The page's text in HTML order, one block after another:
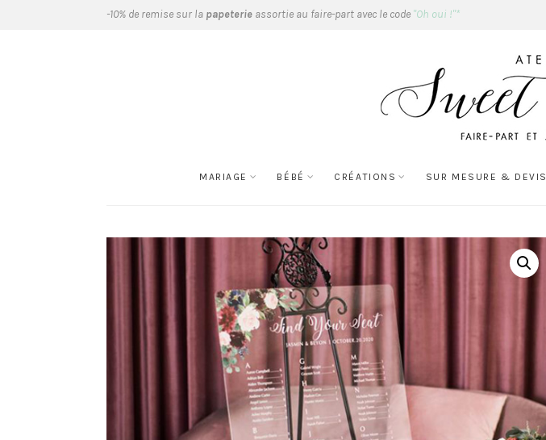
-10% de remise sur la papeterie assortie au faire-part avec le code "Oh oui !"*
MARIAGE BÉBÉ CRÉATIONS SUR MESURE & DEVIS